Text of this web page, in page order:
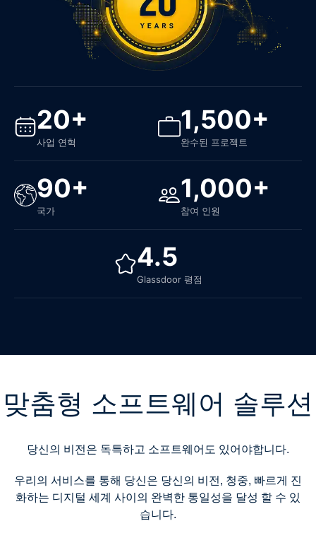
20+
사업 연혁
1,500+
완수된 프로젝트
90+
국가
1,000+
참여 인원
4.5
Glassdoor 평점
맞춤형 소프트웨어 솔루션
당신의 비전은 독특하고 소프트웨어도 있어야합니다.
우리의 서비스를 통해 당신은 당신의 비전, 청중, 빠르게 진
화하는 디지털 세계 사이의 완벽한 통일성을 달성 할 수 있
습니다.